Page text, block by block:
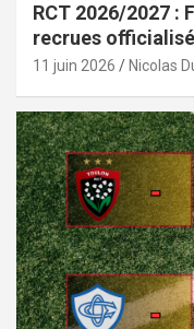
RCT 2026/2027 :
recrues
11 juin 2026 Nicolas